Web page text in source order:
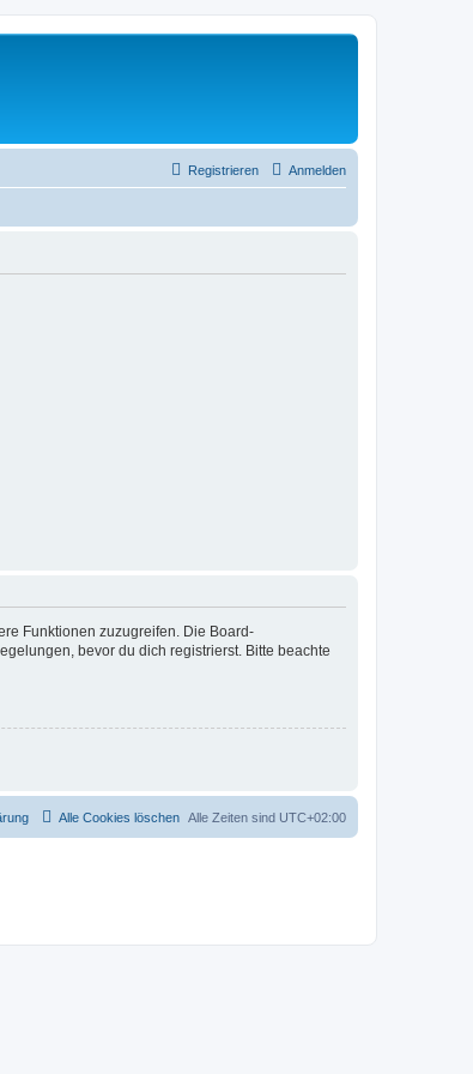
Anmelden
Registrieren
Funktionen zuzugreifen. Die Board-
bevor du dich registrierst. Bitte beachte
Alle Zeiten sind UTC+02:00
Alle Cookies löschen